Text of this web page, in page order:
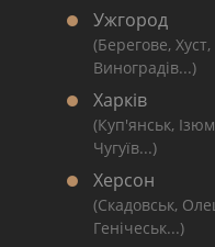
Ужгород
(Берегове,
Виноградів...)
Харків
(Куп'янськ,
Чугуїв...)
Херсон
(Скадовськ,
Генічеськ...)